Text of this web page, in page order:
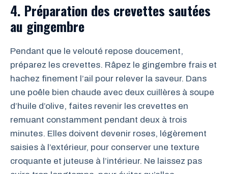
4. Préparation des crevettes sautées
au gingembre
Pendant que le velouté repose doucement,
préparez les crevettes. Râpez le gingembre frais et
hachez finement l’ail pour relever la saveur. Dans
une poêle bien chaude avec deux cuillères à soupe
d’huile d’olive, faites revenir les crevettes en
remuant constamment pendant deux à trois
minutes. Elles doivent devenir roses, légèrement
saisies à l’extérieur, pour conserver une texture
croquante et juteuse à l’intérieur. Ne laissez pas